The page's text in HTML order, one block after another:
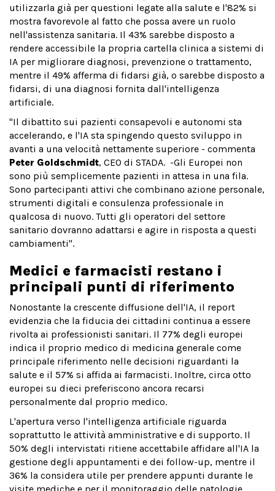
utilizzarla già per questioni legate alla salute e l'82% si
mostra favorevole al fatto che possa avere un ruolo
nell'assistenza sanitaria. Il 43% sarebbe disposto a
rendere accessibile la propria cartella clinica a sistemi di
IA per migliorare diagnosi, prevenzione o trattamento,
mentre il 49% afferma di fidarsi già, o sarebbe disposto a
fidarsi, di una diagnosi fornita dall'intelligenza
artificiale.
"Il dibattito sui pazienti consapevoli e autonomi sta
accelerando, e l'IA sta spingendo questo sviluppo in
avanti a una velocità nettamente superiore - commenta
Peter Goldschmidt, CEO di STADA. -Gli Europei non
sono più semplicemente pazienti in attesa in una fila.
Sono partecipanti attivi che combinano azione personale,
strumenti digitali e consulenza professionale in
qualcosa di nuovo. Tutti gli operatori del settore
sanitario dovranno adattarsi e agire in risposta a questi
cambiamenti".
Medici e farmacisti restano i
principali punti di riferimento
Nonostante la crescente diffusione dell'IA, il report
evidenzia che la fiducia dei cittadini continua a essere
rivolta ai professionisti sanitari. Il 77% degli europei
indica il proprio medico di medicina generale come
principale riferimento nelle decisioni riguardanti la
salute e il 57% si affida ai farmacisti. Inoltre, circa otto
europei su dieci preferiscono ancora recarsi
personalmente dal proprio medico.
L'apertura verso l'intelligenza artificiale riguarda
soprattutto le attività amministrative e di supporto. Il
50% degli intervistati ritiene accettabile affidare all'IA la
gestione degli appuntamenti e dei follow-up, mentre il
36% la considera utile per prendere appunti durante le